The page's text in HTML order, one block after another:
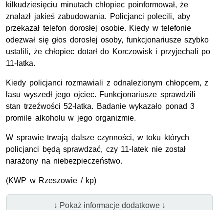
kilkudziesięciu minutach chłopiec poinformował, że
znalazł jakieś zabudowania. Policjanci polecili, aby
przekazał telefon dorosłej osobie. Kiedy w telefonie
odezwał się głos dorosłej osoby, funkcjonariusze szybko
ustalili, że chłopiec dotarł do Korczowisk i przyjechali po
11-latka.
Kiedy policjanci rozmawiali z odnalezionym chłopcem, z
lasu wyszedł jego ojciec. Funkcjonariusze sprawdzili
stan trzeźwości 52-latka. Badanie wykazało ponad 3
promile alkoholu w jego organizmie.
W sprawie trwają dalsze czynności, w toku których
policjanci będą sprawdzać, czy 11-latek nie został
narażony na niebezpieczeństwo.
(KWP w Rzeszowie / kp)
↓ Pokaż informacje dodatkowe ↓